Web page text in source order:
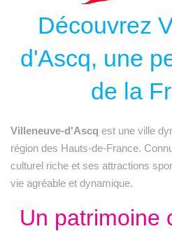
Découvrez
d'Ascq, une
de la
Villeneuve-d'Ascq est une ville
région des Hauts-de-France.
culturel riche et ses attractions
vie agréable et dynamique.
Un patrimoine